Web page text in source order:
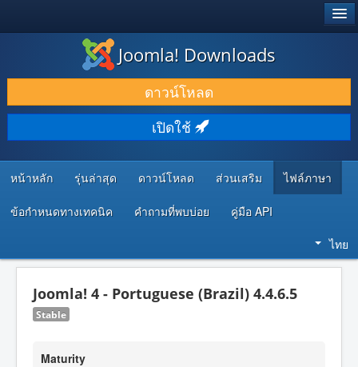
ดาวน์โหลด & ส่วนเสริม
ค้นคว้า & เรียนรู้
ชุมชน & สนับสนุน
ทรัพยากรสำหรับนักพัฒนา
Joomla! Downloads
ดาวน์โหลด
เปิดใช้
หน้าหลัก รุ่นล่าสุด ดาวน์โหลด ส่วนเสริม ไฟล์ภาษา
ข้อกำหนดทางเทคนิค คำถามที่พบบ่อย คู่มือ API
ไทย
Joomla! 4 - Portuguese (Brazil) 4.4.6.5
Stable
Maturity